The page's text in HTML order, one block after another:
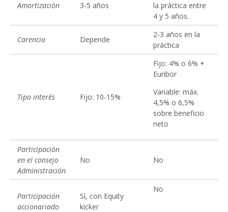
Amortización 3-5 años
la práctica entre
4 y 5 años.
Carencia Depende
2-3 años en la
práctica
Tipo interés Fijo: 10-15%
Fijo: 4% o 6% +
Euribor
Variable: máx.
4,5% o 6,5%
sobre beneficio
neto
Participación
en el consejo
Administración
No No
Participación
accionariado
Sí, con Equity
kicker
No